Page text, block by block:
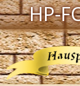
HP-
Harry